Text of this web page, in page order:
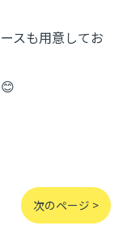
スも用意してお
次のページ >